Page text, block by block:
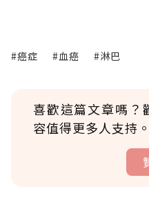
#癌症 #血癌 #淋巴
喜歡這篇文章嗎？
容值得更多人支持。